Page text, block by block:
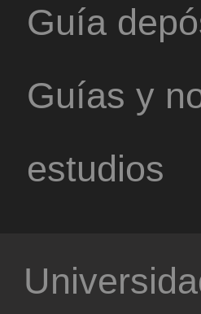
Guía
Guías y
estudios